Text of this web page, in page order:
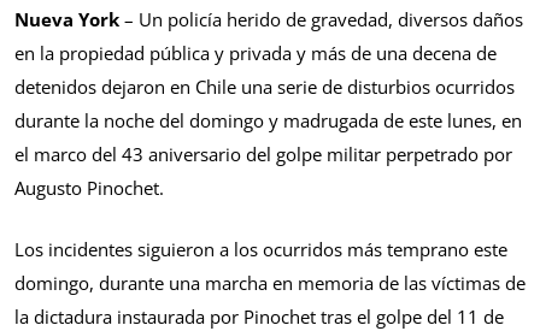
Nueva York – Un policía herido de gravedad, diversos daños
en la propiedad pública y privada y más de una decena de
detenidos dejaron en Chile una serie de disturbios ocurridos
durante la noche del domingo y madrugada de este lunes, en
el marco del 43 aniversario del golpe militar perpetrado por
Augusto Pinochet.
Los incidentes siguieron a los ocurridos más temprano este
domingo, durante una marcha en memoria de las víctimas de
la dictadura instaurada por Pinochet tras el golpe del 11 de